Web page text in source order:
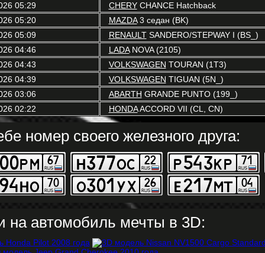
05:29 CHERYCHANCE Hatchback
05:20 MAZDA3 седан (BK)
05:09 RENAULTSANDERO/STEPWAY I (BS_)
04:46 LADANOVA (2105)
04:43 VOLKSWAGEN TOURAN (1T3)
04:39 VOLKSWAGEN TIGUAN (5N_)
03:06 ABARTH GRANDE PUNTO (199_)
02:22 HONDAACCORD VII (CL, CN)
номер своего железного друга:
на автомобиль мечты в 3D: